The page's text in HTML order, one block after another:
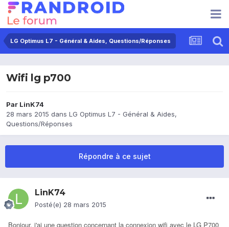
LG Optimus L7 - Général & Aides, Questions/Réponses
Wifi lg p700
Par LinK74
28 mars 2015 dans LG Optimus L7 - Général & Aides,
Questions/Réponses
Répondre à ce sujet
LinK74
Posté(e) 28 mars 2015
Bonjour, j'ai une question concernant la connexion wifi avec le LG P700